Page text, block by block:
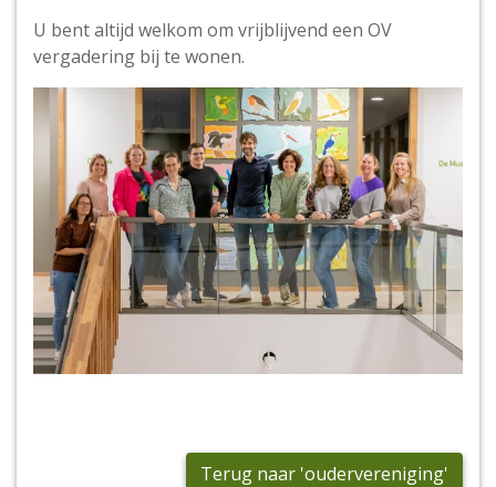
U bent altijd welkom om vrijblijvend een OV
vergadering bij te wonen.
Terug naar 'oudervereniging'